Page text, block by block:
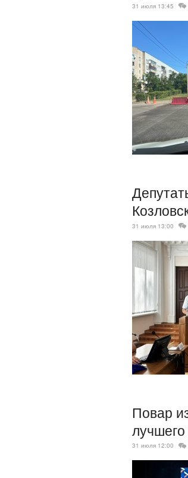
31 июля 13:45
31 июля 13:00
Повар
31 июля 12:00